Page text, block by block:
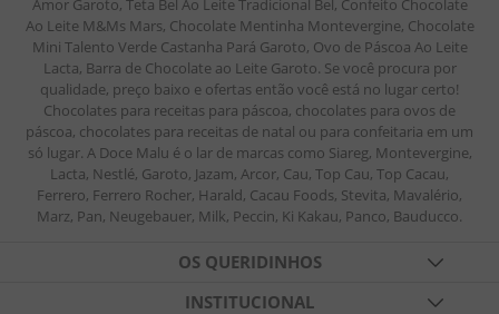
Amor Garoto, Teta Bel Ao Leite Tradicional Bel, Confeito Chocolate
Ao Leite M&Ms Mars, Chocolate Mentinha Montevergine, Chocolate
Mini Talento Verde Castanha Pará Garoto, Ovo de Páscoa Ao Leite
Lacta, Barra de Chocolate ao Leite Garoto. Se você procura por
qualidade, preço baixo e ofertas então você está no lugar certo!
Chocolates para receitas para páscoa, chocolates para ovos de
páscoa, chocolates para receitas de natal ou para confeitaria em um
só lugar. A Doce Malu é o lar de marcas como Siareg, Montevergine,
Lacta, Nestlé, Garoto, Jazam, Arcor, Cau, Top Cau, Top Cacau,
Ferrero, Ferrero Rocher, Harald, Cacau Foods, Stevita, Mavalério,
Marz, Pan, Neugebauer, Milk, Peccin, Ki Kakau, Panco, Bauducco.
OS QUERIDINHOS
TABLETES DE CHOCOLATES
INSTITUCIONAL